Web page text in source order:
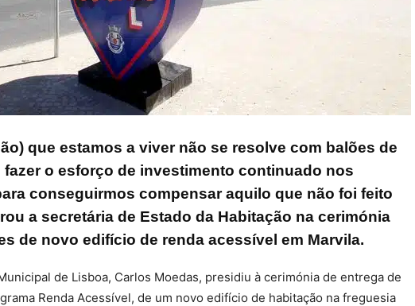
que estamos a viver não se resolve com balões de
fazer o esforço de investimento continuado nos
conseguirmos compensar aquilo que não foi feito
a secretária de Estado da Habitação na cerimónia
de novo edifício de renda acessível em Marvila.
de Lisboa, Carlos Moedas, presidiu à cerimónia de entrega de
Renda Acessível, de um novo edifício de habitação na freguesia